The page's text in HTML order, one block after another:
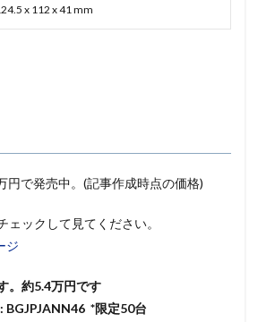
x 112 x 41 mm
円で発売中。(記事作成時点の価格)
ェックして見てください。
ジ
。約5.4万円です
BGJPJANN46 *限定50台